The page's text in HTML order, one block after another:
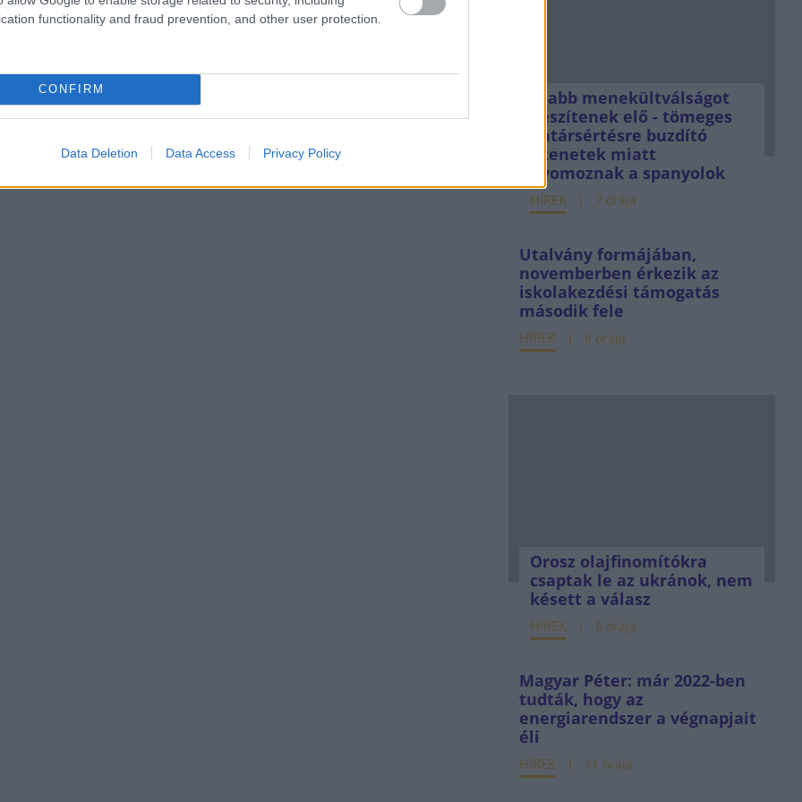
functionality and fraud prevention, and other user protection.
CONFIRM
Data Deletion Data Access Privacy Policy
Újabb menekültválságot
készítenek elő - tömeges
határsértésre buzdító
üzenetek miatt
nyomoznak a spanyolok
HÍREK 7 órája
Utalvány formájában,
novemberben érkezik az
iskolakezdési támogatás
második fele
HÍREK 8 órája
Orosz olajfinomítókra
csaptak le az ukránok, nem
késett a válasz
HÍREK 8 órája
Magyar Péter: már 2022-ben
tudták, hogy az
energiarendszer a végnapjait
éli
HÍREK 11 órája